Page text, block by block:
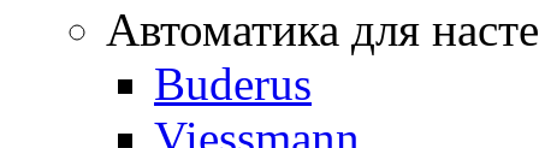
Автоматика для
Buderus
Viessmann